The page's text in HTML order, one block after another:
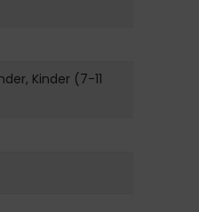
Kinder (7-11